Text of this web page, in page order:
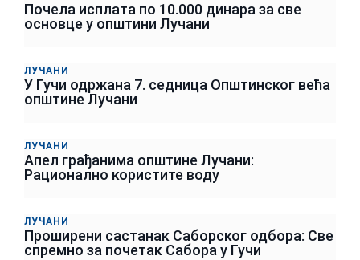
Почела исплата по 10.000 динара за све
основце у општини Лучани
ЛУЧАНИ
У Гучи одржана 7. седница Општинског већа
општине Лучани
ЛУЧАНИ
Апел грађанима општине Лучани:
Рационално користите воду
ЛУЧАНИ
Проширени састанак Саборског одбора: Све
спремно за почетак Сабора у Гучи